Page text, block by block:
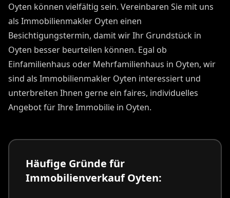
Oyten können vielfältig sein. Vereinbaren Sie mit uns
als Immobilienmakler Oyten einen
Besichtigungstermin, damit wir Ihr Grundstück in
Oyten besser beurteilen können. Egal ob
Einfamilienhaus oder Mehrfamilienhaus in Oyten, wir
sind als Immobilienmakler Oyten interessiert und
unterbreiten Ihnen gerne ein faires, individuelles
Angebot für Ihre Immobilie in Oyten.
Häufige Gründe für
Immobilienverkauf Oyten: